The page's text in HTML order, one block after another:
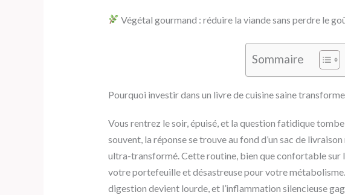
Végétal gourmand : réduire la viande sans perdre le
Sommaire
Pourquoi investir dans un livre de cuisine saine
Vous rentrez le soir, épuisé, et la question fatidique tombe
souvent, la réponse se trouve au fond d’un sac de
ultra-transformé. Cette routine, bien que confortable sur
votre portefeuille et désastreuse pour votre
digestion devient lourde, et l’inflammation silencieuse